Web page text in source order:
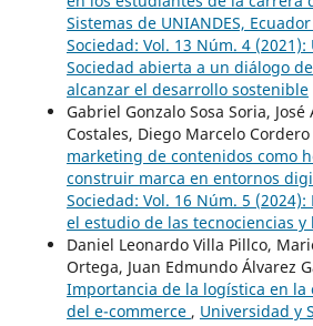
Sistemas de UNIANDES, Ecuador
Sociedad: Vol. 13 Núm. 4
Sociedad abierta a un diálogo
alcanzar el desarrollo sostenible
Gabriel Gonzalo Sosa Soria,
Costales, Diego Marcelo
marketing de contenidos como
construir marca en entornos
Sociedad: Vol. 16 Núm. 5
el estudio de las tecnociencias
Daniel Leonardo Villa Pillco,
Ortega, Juan Edmundo Álvarez
Importancia de la logística en
del e-commerce , Universidad y